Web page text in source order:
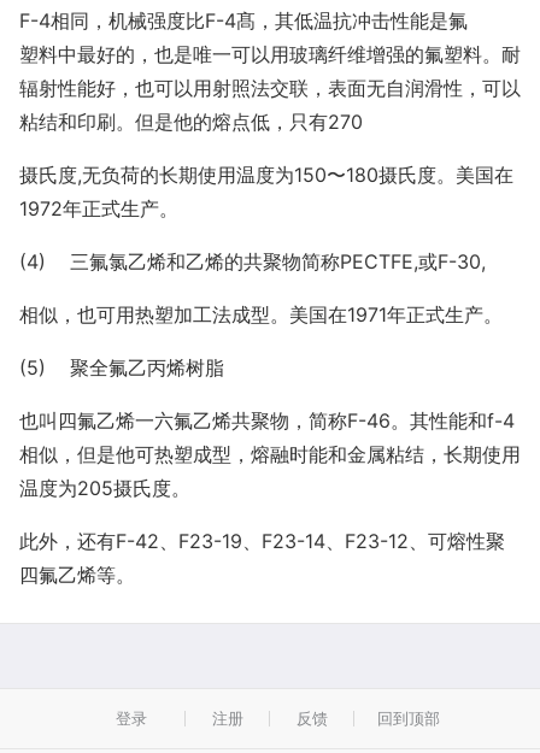
F-4相同，机械强度比F-4髙，其低温抗冲击性能是氟
塑料中最好的，也是唯一可以用玻璃纤维增强的氟塑料。耐
辐射性能好，也可以用射照法交联，表面无自润滑性，可以
粘结和印刷。但是他的熔点低，只有270
摄氏度,无负荷的长期使用温度为150〜180摄氏度。美国在
1972年正式生产。
(4) 三氟氯乙烯和乙烯的共聚物简称PECTFE,或F-30,
相似，也可用热塑加工法成型。美国在1971年正式生产。
(5) 聚全氟乙丙烯树脂
也叫四氟乙烯一六氟乙烯共聚物，简称F-46。其性能和f-4
相似，但是他可热塑成型，熔融时能和金属粘结，长期使用
温度为205摄氏度。
此外，还有F-42、F23-19、F23-14、F23-12、可熔性聚
四氟乙烯等。
登录 注册 反馈 回到顶部